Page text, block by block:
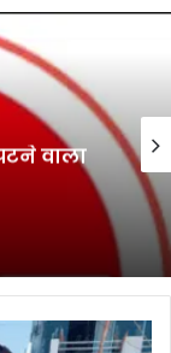
वाला